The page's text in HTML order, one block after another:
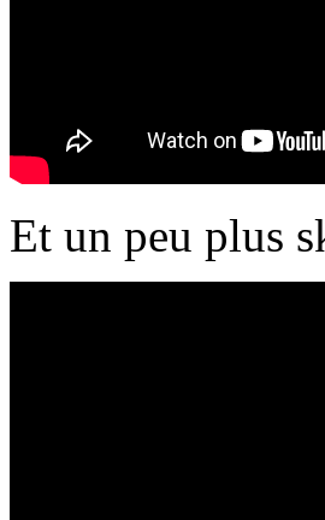
Et un peu plus